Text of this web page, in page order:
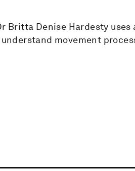
Britta Denise Hardesty
movement